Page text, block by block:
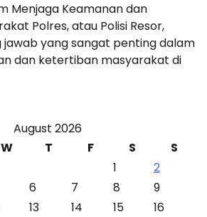
Menjaga Keamanan dan
Polres, atau Polisi Resor,
jawab yang sangat penting dalam
dan ketertiban masyarakat di
August 2026
W T F S
S
1
2
6 7 8
9
13 14 15
16